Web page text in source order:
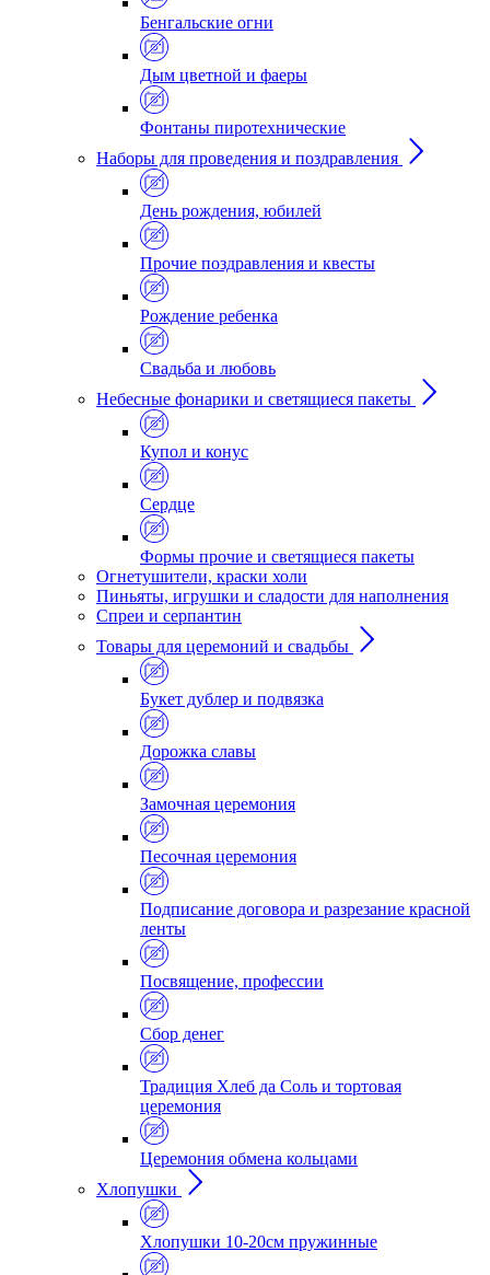
Бенгальские огни
Дым цветной и фаеры
Фонтаны пиротехнические
Наборы для проведения и поздравления
День рождения, юбилей
Прочие поздравления и квесты
Рождение ребенка
Свадьба и любовь
Небесные фонарики и светящиеся пакеты
Купол и конус
Сердце
Формы прочие и светящиеся пакеты
Огнетушители, краски холи
Пиньяты, игрушки и сладости для наполнения
Спреи и серпантин
Товары для церемоний и свадьбы
Букет дублер и подвязка
Дорожка славы
Замочная церемония
Песочная церемония
Подписание договора и разрезание красной
ленты
Посвящение, профессии
Сбор денег
Традиция Хлеб да Соль и тортовая
церемония
Церемония обмена кольцами
Хлопушки
Хлопушки 10-20см пружинные